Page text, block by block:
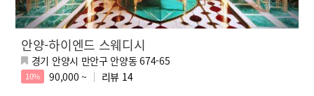
안양-하이엔드 스웨디시
경기 안양시 만안구 안양동 674-65
10% 90,000 ~ 리뷰 14